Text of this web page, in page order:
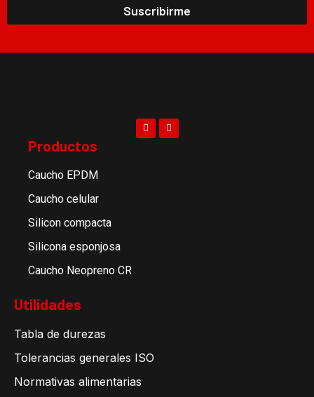
Suscribirme
Productos
Caucho EPDM
Caucho celular
Silicon compacta
Silicona esponjosa
Caucho Neopreno CR
Utilidades
Tabla de durezas
Tolerancias generales ISO
Normativas alimentarias